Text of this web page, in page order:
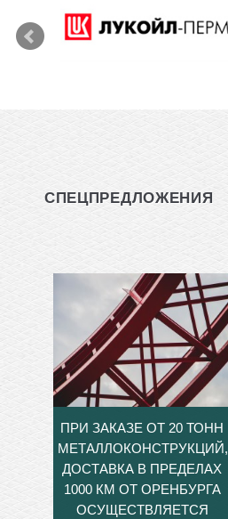
СПЕЦПРЕДЛОЖЕНИЯ
ПРИ ЗАКАЗЕ ОТ 20 ТОНН
МЕТАЛЛОКОНСТРУКЦИЙ,
ДОСТАВКА В ПРЕДЕЛАХ
1000 КМ ОТ ОРЕНБУРГА
ОСУЩЕСТВЛЯЕТСЯ